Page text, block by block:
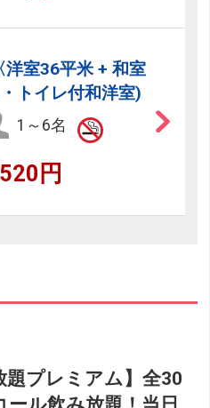
洋室36平米 + 和室
トイレ付和洋室)
1～6名
円
題プレミアム】全30